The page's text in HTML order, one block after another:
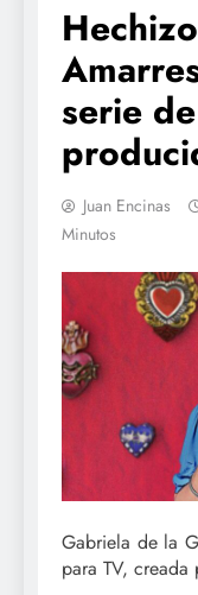
serie
Juan Encinas
Minutos
Gabriela de la
para TV, creada